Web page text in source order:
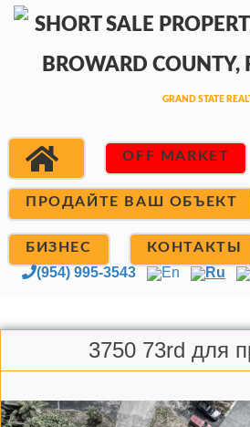
OFF MARKET
ПРОДАЙТЕ ВАШ ОБЪЕКТ
БИЗНЕС КОНТАКТЫ
(954) 995-3543 En Ru
3750 73rd для